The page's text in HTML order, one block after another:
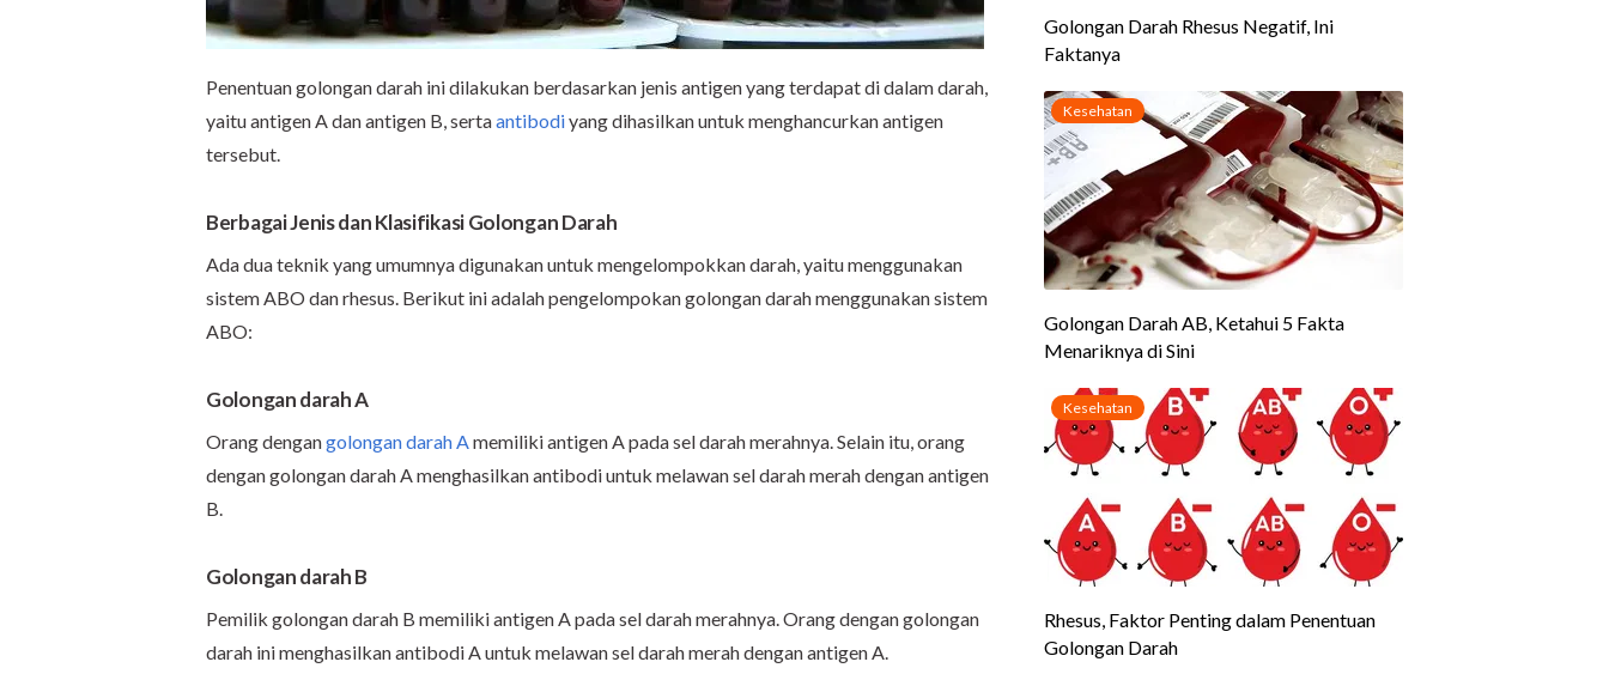
Penentuan golongan darah ini dilakukan berdasarkan jenis antigen yang terdapat di dalam darah,
yaitu antigen A dan antigen B, sertaantibodiyang dihasilkan untuk menghancurkan antigen
tersebut.
Berbagai Jenis dan Klasifikasi Golongan Darah
Ada dua teknik yang umumnya digunakan untuk mengelompokkan darah, yaitu menggunakan
sistem ABO dan rhesus. Berikut ini adalah pengelompokan golongan darah menggunakan sistem
ABO:
Golongan darah A
Orang dengangolongan darah Amemiliki antigen A pada sel darah merahnya. Selain itu, orang
dengan golongan darah A menghasilkan antibodi untuk melawan sel darah merah dengan antigen
B.
Golongan darah B
Pemilik golongan darah B memiliki antigen A pada sel darah merahnya. Orang dengan golongan
darah ini menghasilkan antibodi A untuk melawan sel darah merah dengan antigen A.